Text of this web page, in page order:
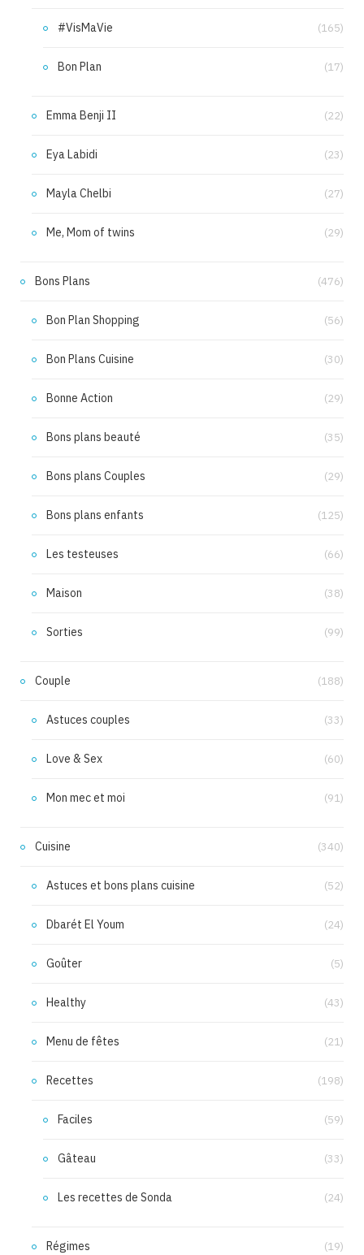
#VisMaVie (165)
Bon Plan (17)
Emma Benji II (22)
Eya Labidi (23)
Mayla Chelbi (27)
Me, Mom of twins (29)
Bons Plans (476)
Bon Plan Shopping (56)
Bon Plans Cuisine (30)
Bonne Action (29)
Bons plans beauté (35)
Bons plans Couples (29)
Bons plans enfants (125)
Les testeuses (66)
Maison (38)
Sorties (99)
Couple (188)
Astuces couples (33)
Love & Sex (60)
Mon mec et moi (91)
Cuisine (340)
Astuces et bons plans cuisine (52)
Dbarét El Youm (24)
Goûter (5)
Healthy (43)
Menu de fêtes (21)
Recettes (198)
Faciles (59)
Gâteau (33)
Les recettes de Sonda (24)
Régimes (19)